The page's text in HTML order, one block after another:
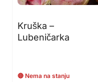
Kruška –
Lubeničarka